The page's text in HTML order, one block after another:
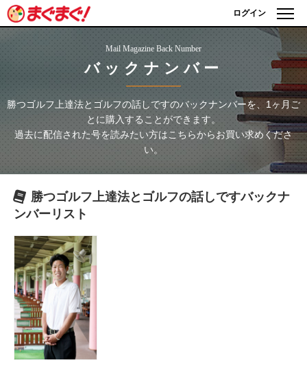
ログイン
Mail Magazine Back Number
バックナンバー
勝つゴルフ上達法とゴルフの話しですのバックナンバーを、1ヶ月ご
とに購入することができます。
過去に配信された号を読みたい方はこちらからお買い求めくださ
い。
勝つゴルフ上達法とゴルフの話しですバックナ
ンバーリスト